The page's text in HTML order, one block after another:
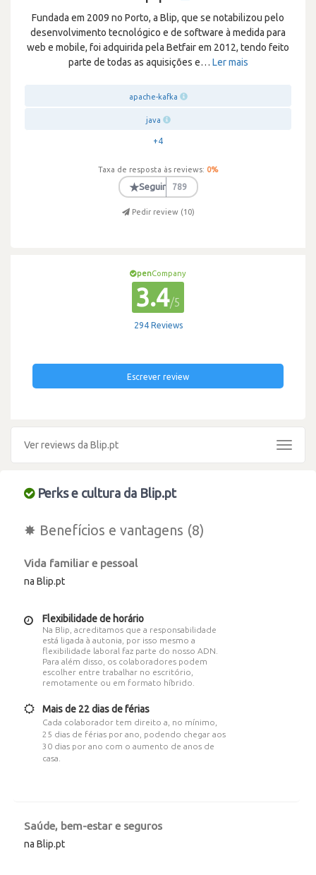
Fundada em 2009 no Porto, a Blip, que se notabilizou pelo
desenvolvimento tecnológico e de software à medida para
web e mobile, foi adquirida pela Betfair em 2012, tendo feito
parte de todas as aquisições e… Ler mais
apache-kafka
java
+4
Taxa de resposta às reviews: 0%
★Seguir 789
Pedir review (10)
penCompany
3.4/5
294 Reviews
Escrever review
Ver reviews da Blip.pt
Toggle
Perks e cultura da Blip.pt
✸ Benefícios e vantagens (8)
Vida familiar e pessoal
na Blip.pt
Flexibilidade de horário
Na Blip, acreditamos que a responsabilidade
está ligada à autonia, por isso mesmo a
flexibilidade laboral faz parte do nosso ADN.
Para além disso, os colaboradores podem
escolher entre trabalhar no escritório,
remotamente ou em formato híbrido.
Mais de 22 dias de férias
Cada colaborador tem direito a, no mínimo,
25 dias de férias por ano, podendo chegar aos
30 dias por ano com o aumento de anos de
casa.
Saúde, bem-estar e seguros
na Blip.pt